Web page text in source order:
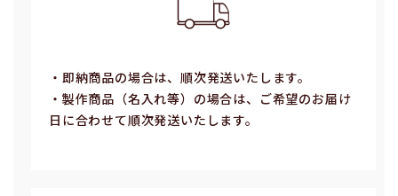
・即納商品の場合は、順次発送いたします。
・製作商品（名⼊れ等）の場合は、ご希望のお届け
⽇に合わせて順次発送いたします。